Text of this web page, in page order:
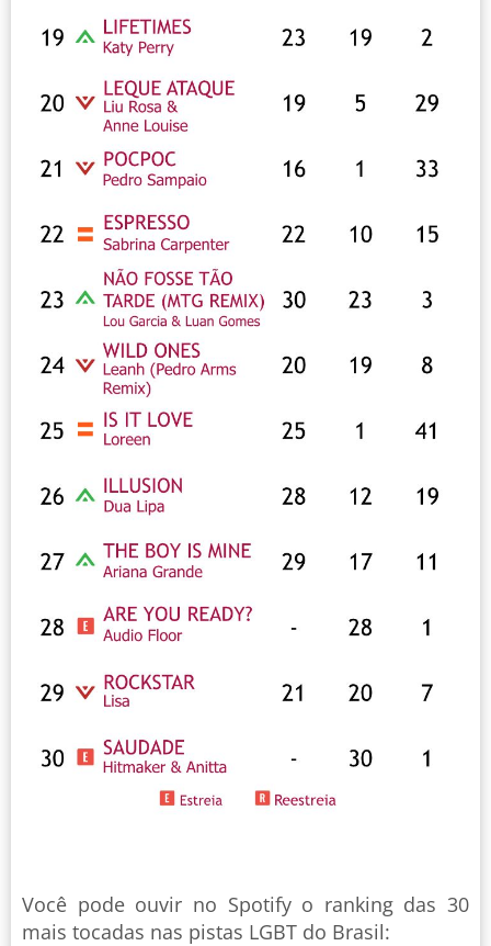
Você pode ouvir no Spotify o ranking das 30
mais tocadas nas pistas LGBT do Brasil: